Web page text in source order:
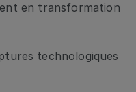
en transformation
technologiques